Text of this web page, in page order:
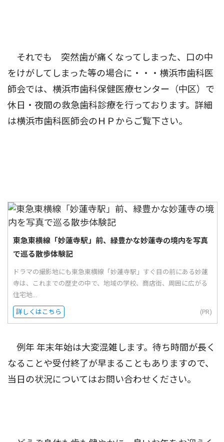
それでも 突然歯が痛くなってしまった、口の中
をけがしてしまった等の場合に・・・横浜市歯科医
師会では、横浜市歯科保健医療センター（中区）で
休日・夜間の救急歯科診療を行っております。詳細
は横浜市歯科医師会のＨＰからご覧下さい。
東急東横線「妙蓮寺駅」前、緑豊かな妙蓮寺の境内を写真
で巡る散歩体験記
ドラマの撮影地にも東急東横線「妙蓮寺駅」すぐ目の前にある妙蓮
寺は、これまでの歴史の中で、地域の学校、商店街、周囲に広がる
住宅地...
詳しくはこちら (PR)
例年 年末年始は大変混雑します。待ち時間が長く
なることや受付終了が早まることもありますので、
当日の状況についてはお問い合わせください。